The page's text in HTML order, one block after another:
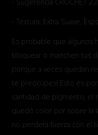
- Textura: Extra Suave,
Es probable que algunos
bloquear o manchen tus
porque a veces quedan
te preocupes! Esto es
cantidad de pigmento, el
quedó color por sobre la
no perderá fuerza con el